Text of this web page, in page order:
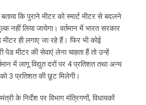
कि पुराने मीटर को स्मार्ट मीटर से बदलने
नहीं लिया जायेगा। वर्तमान में भारत सरकार
ही लगाए जा रहे हैं। फिर भी कोई
पेड मीटर की सेवाएं लेना चाहता हैं तो उन्हें
में लागू विद्युत दरों पर 4 प्रतिशत तथा अन्य
3 प्रतिशत की छूट मिलेगी।
के निर्देश पर विभाग मंत्रिगणों, विधायकों